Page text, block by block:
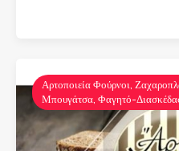
Αρτοποιεία Φούρνοι,
Μπουγάτσα, Φαγητό-